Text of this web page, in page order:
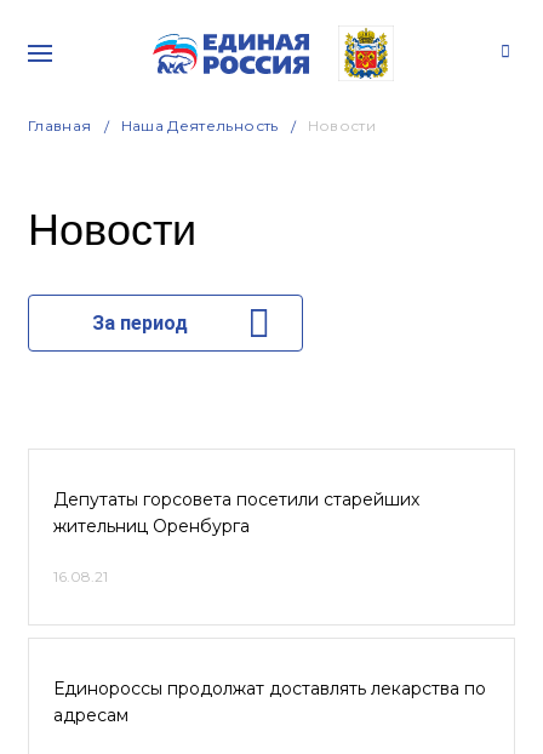
Главная Наша Деятельность Новости
Новости
За период
Депутаты горсовета посетили старейших
жительниц Оренбурга
16.08.21
Единороссы продолжат доставлять лекарства по
адресам